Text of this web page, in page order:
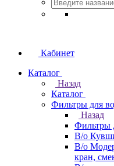
Кабинет
Каталог
Назад
Каталог
Фильтры для
Назад
Фильтры
В/о
В/о
кран,